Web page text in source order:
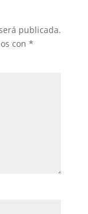
publicada.
con *